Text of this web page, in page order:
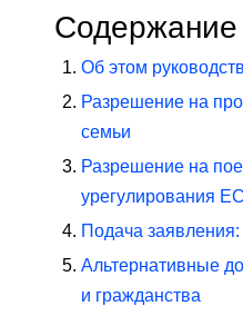
Содержание
Об этом
Разрешение на
семьи
Разрешение на
урегулирования ЕС
Подача заявления:
Альтернативные
и гражданства